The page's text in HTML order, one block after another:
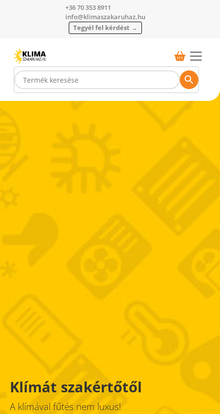
+36 70 353 8911
info@klimaszakaruhaz.hu
Tegyél fel kérdést →
Klímát szakértőtől
A klímával fűtés nem luxus!